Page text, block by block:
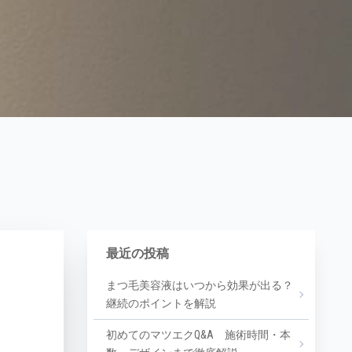
最近の投稿
まつ毛美容液はいつから効果が出る？
継続のポイントを解説
初めてのマツエクQ&A 施術時間・本